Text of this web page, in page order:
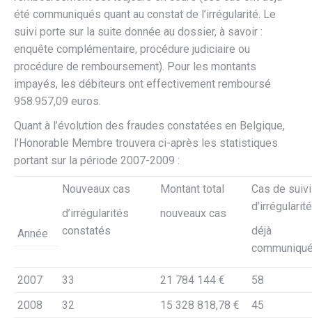
été communiqués quant au constat de l’irrégularité. Le
suivi porte sur la suite donnée au dossier, à savoir :
enquête complémentaire, procédure judiciaire ou
procédure de remboursement). Pour les montants
impayés, les débiteurs ont effectivement remboursé
958.957,09 euros.
Quant à l’évolution des fraudes constatées en Belgique,
l’Honorable Membre trouvera ci-après les statistiques
portant sur la période 2007-2009 :
Année
Nouveaux cas
d’irrégularités
constatés
Montant total
nouveaux cas
Cas de suivi
déjà
2007 33 21 784 144 €
58
2008
32 15 328 818,78 €
45